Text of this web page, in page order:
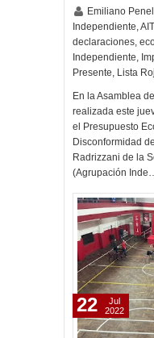
Emiliano
Independiente,AIT
declaraciones,
Independiente,
Presente, Lista
En la Asamblea
realizada este
el Presupuesto
Disconformidad
Radrizzani de la
(Agrupación
22
Jul
2022